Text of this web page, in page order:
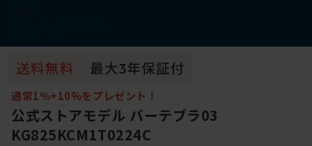
通常1％+10%をプレゼント！
公式ストアモデル バーテブラ03
KG825KCM1T0224C